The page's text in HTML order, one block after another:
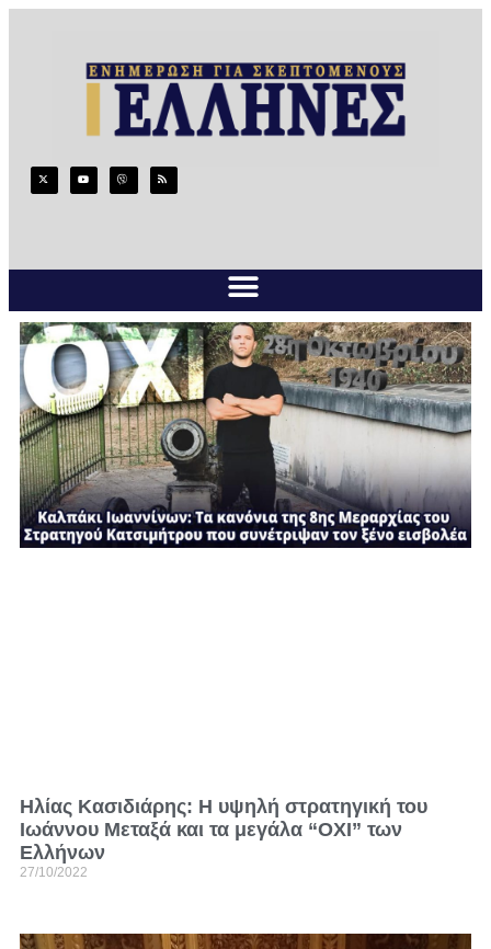
Ηλίας Κασιδιάρης: Η υψηλή στρατηγική του
Ιωάννου Μεταξά και τα μεγάλα “ΟΧΙ” των
Ελλήνων
27/10/2022